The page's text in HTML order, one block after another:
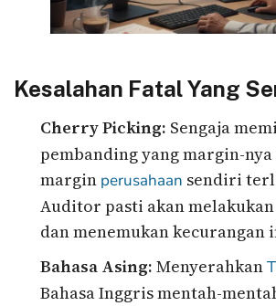
Kesalahan Fatal Yang
Cherry Picking: Sengaja
pembanding yang margin-
margin perusahaan sendiri
Auditor pasti akan melakukan
dan menemukan kecurangan
Bahasa Asing: Menyerahkan
Bahasa Inggris mentah-